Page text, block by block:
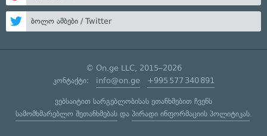
ბოლო ამბები / Twitter
© On.ge LLC, 2015–2026
კონტაქტი: info@on.ge +995 577 340 891
ვებსაიტით სარგებლობისას ეთანხმებით ჩვენს
სამომხმარებლო შეთანხმებასდა პირადი ინფორმაციის პოლიტიკას.